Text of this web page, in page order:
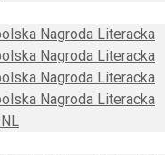
Nagroda Literacka
Nagroda Literacka
Nagroda Literacka
Nagroda Literacka